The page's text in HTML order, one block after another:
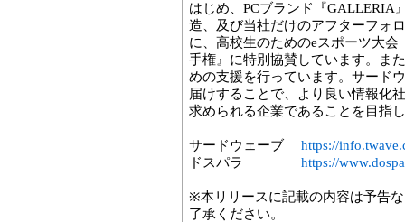
はじめ、PCブランド『GALLERIA
造、及び当社だけのアフターフォ
に、高校生のためのeスポーツ大会
手権』に特別協賛しています。ま
めの支援を行っています。サード
届けすることで、より良い情報化
求められる企業であることを目指
サードウェーブ https://
ドスパラ https://
※本リリースに記載の内容は予告
了承ください。